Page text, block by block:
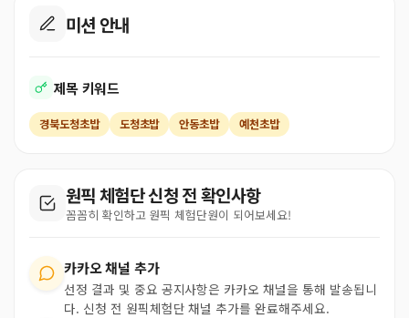
미션 안내
제목 키워드
경북도청초밥 도청초밥 안동초밥 예천초밥
원픽 체험단 신청 전 확인사항
꼼꼼히 확인하고 원픽 체험단원이 되어보세요!
카카오 채널 추가
선정 결과 및 중요 공지사항은 카카오 채널을 통해 발송됩니
다. 신청 전 원픽체험단 채널 추가를 완료해주세요.